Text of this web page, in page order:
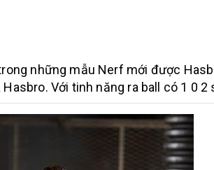
những mẫu Nerf mới được
Hasbro. Với tinh năng ra ball có 1 0